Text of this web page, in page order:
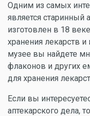
Одним из самых
является
изготовлен в 18
хранения лекарств
музее вы найдете
флаконов и других
для хранения
Если вы
аптекарского дела,